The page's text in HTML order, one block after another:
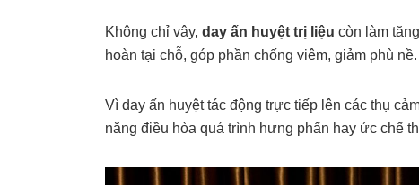
Không chỉ vậy, day ấn huyệt trị liệu còn làm
hoàn tại chỗ, góp phần chống viêm, giảm phù nề.
Vì day ấn huyệt tác động trực tiếp lên các thụ
năng điều hòa quá trình hưng phấn hay ức chế